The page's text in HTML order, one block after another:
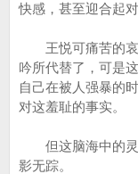
快感，甚至迎合起
王悦可痛苦的哀
吟所代替了，可是
自己在被人强暴的
对这羞耻的事实。
但这脑海中的灵
影无踪。